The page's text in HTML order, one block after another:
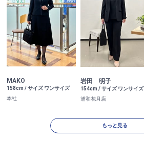
MAKO
158cm / サイズ ワンサイズ
本社
岩田 明子
154cm / サイズ ワンサイズ
浦和花月店
もっと見る